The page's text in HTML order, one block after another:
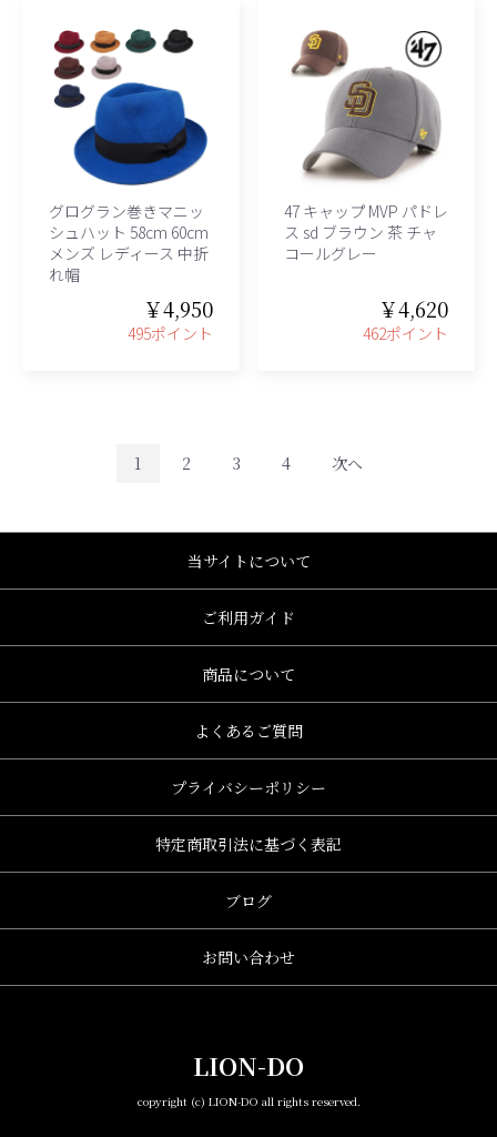
グログラン巻きマニッ
シュハット 58cm 60cm
メンズ レディース 中折
れ帽
￥4,950
495ポイント
47 キャップ MVP パドレ
ス sd ブラウン 茶 チャ
コールグレー
￥4,620
462ポイント
1 2 3 4 次へ
当サイトについて
ご利用ガイド
商品について
よくあるご質問
プライバシーポリシー
特定商取引法に基づく表記
ブログ
お問い合わせ
LION-DO
copyright (c) LION-DO all rights reserved.